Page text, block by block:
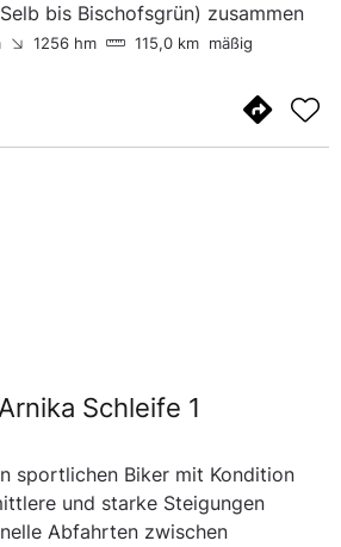
bis Bischofsgrün) zusammen
1256 hm 115,0 km mäßig
Schleife 1
sportlichen Biker mit Kondition
und starke Steigungen
Abfahrten zwischen